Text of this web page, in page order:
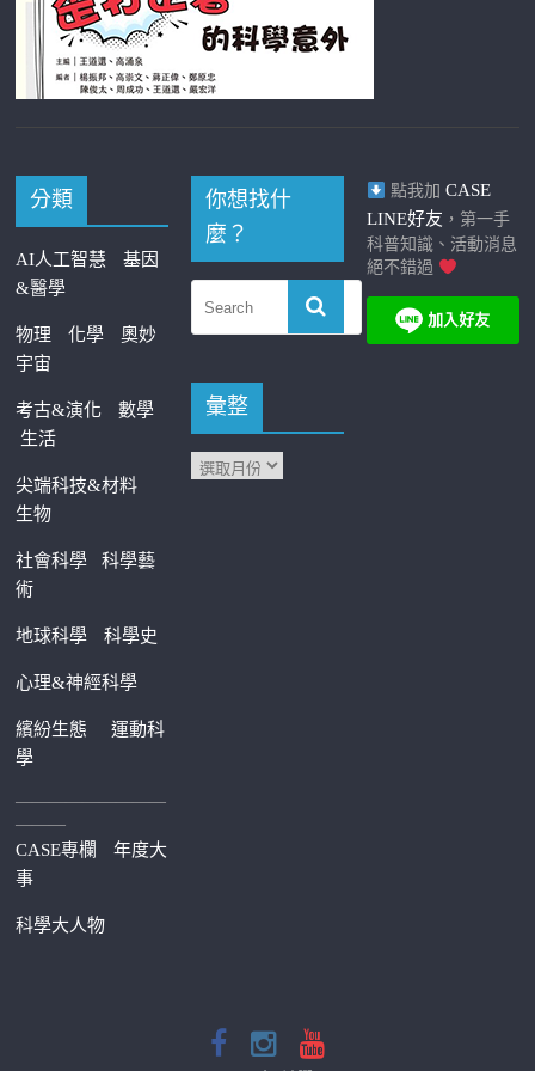
分類
AI人工智慧
基因
&醫學
物理 化學
奧妙
宇宙
考古&演化
數學
生活
尖端科技&材料
生物
社會科學科學藝
術
地球科學 科學史
心理&神經科學
繽紛生態運動科
學
—————————
———
CASE專欄
年度大
事
科學大人物
你想找什
麼？
彙整
點我加 CASE
LINE好友 ，第一手
科普知識、活動消息
絕不錯過